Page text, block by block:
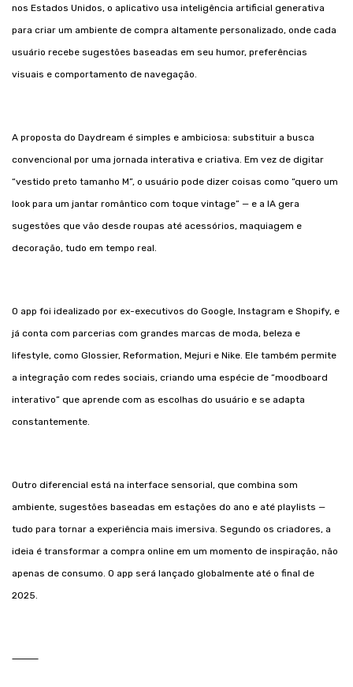
nos Estados Unidos, o aplicativo usa inteligência artificial generativa
para criar um ambiente de compra altamente personalizado, onde cada
usuário recebe sugestões baseadas em seu humor, preferências
visuais e comportamento de navegação.
A proposta do Daydream é simples e ambiciosa: substituir a busca
convencional por uma jornada interativa e criativa. Em vez de digitar
“vestido preto tamanho M”, o usuário pode dizer coisas como “quero um
look para um jantar romântico com toque vintage” — e a IA gera
sugestões que vão desde roupas até acessórios, maquiagem e
decoração, tudo em tempo real.
O app foi idealizado por ex-executivos do Google, Instagram e Shopify, e
já conta com parcerias com grandes marcas de moda, beleza e
lifestyle, como Glossier, Reformation, Mejuri e Nike. Ele também permite
a integração com redes sociais, criando uma espécie de “moodboard
interativo” que aprende com as escolhas do usuário e se adapta
constantemente.
Outro diferencial está na interface sensorial, que combina som
ambiente, sugestões baseadas em estações do ano e até playlists —
tudo para tornar a experiência mais imersiva. Segundo os criadores, a
ideia é transformar a compra online em um momento de inspiração, não
apenas de consumo. O app será lançado globalmente até o final de
2025.
⸻